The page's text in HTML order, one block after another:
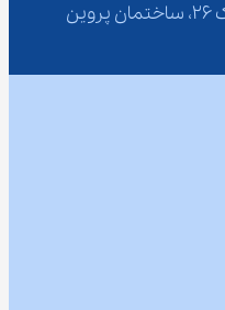
تهران، میدان عطار، خیابان عطار، پلاک 26، ساختمان پروین